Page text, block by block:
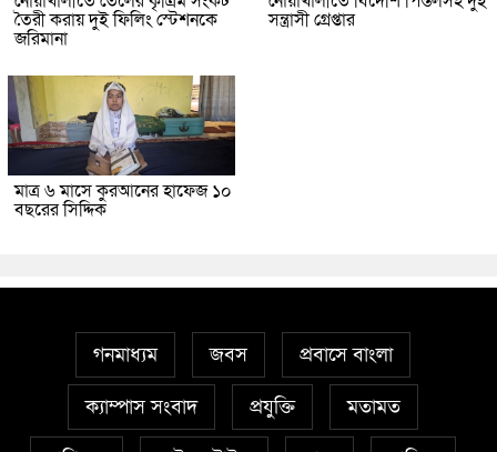
তৈরী করায় দুই ফিলিং স্টেশনকে
জরিমানা
সন্ত্রাসী গ্রেপ্তার
মাত্র ৬ মাসে কুরআনের হাফেজ ১০
বছরের সিদ্দিক
গনমাধ্যম জবস প্রবাসে বাংলা
ক্যাম্পাস সংবাদ প্রযুক্তি মতামত